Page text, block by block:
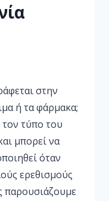
στην
ή τα φάρμακα;
τον τύπο του
μπορεί να
όταν
ερεθισμούς
παρουσιάζουμε